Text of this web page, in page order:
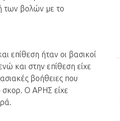
των βολών με το
επίθεση ήταν οι βασικοί
και στην επίθεση είχε
βοήθειες που
σκορ. Ο ΑΡΗΣ είχε